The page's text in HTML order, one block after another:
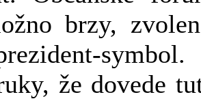
brzy,
že dovede